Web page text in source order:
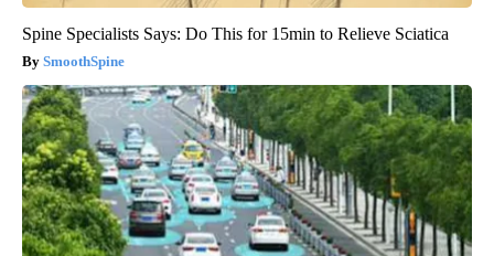
Spine Specialists Says: Do This for 15min to Relieve Sciatica
SmoothSpine